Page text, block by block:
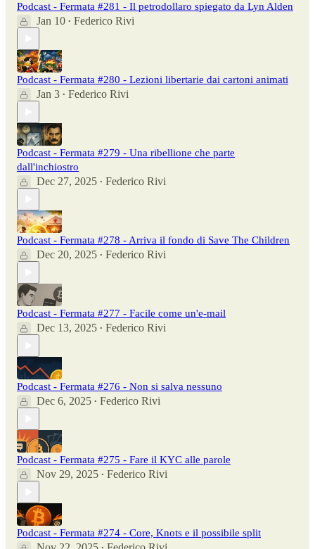
Podcast - Fermata #281 - Il petrodollaro spiegato da Lyn Alden
Jan 10 • Federico Rivi
Podcast - Fermata #280 - Lezioni libertarie dai cartoni animati
Jan 3 • Federico Rivi
Podcast - Fermata #279 - Una ribellione che parte
dall'inchiostro
Dec 27, 2025 • Federico Rivi
Podcast - Fermata #278 - Arriva il fondo di Save The Children
Dec 20, 2025 • Federico Rivi
Podcast - Fermata #277 - Facile come un'e-mail
Dec 13, 2025 • Federico Rivi
Podcast - Fermata #276 - Non si salva nessuno
Dec 6, 2025 • Federico Rivi
Podcast - Fermata #275 - Fare il KYC alle parole
Nov 29, 2025 • Federico Rivi
Podcast - Fermata #274 - Core, Knots e il possibile split